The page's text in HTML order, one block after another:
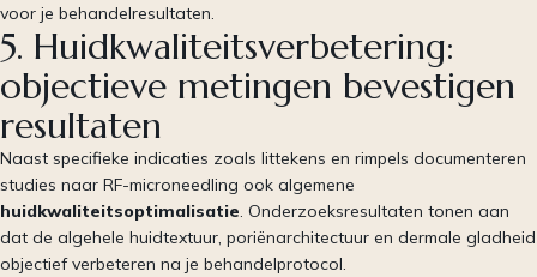
voor je behandelresultaten.
5. Huidkwaliteitsverbetering:
objectieve metingen bevestigen
resultaten
Naast specifieke indicaties zoals littekens en rimpels documenteren
studies naar RF-microneedling ook algemene
huidkwaliteitsoptimalisatie . Onderzoeksresultaten tonen aan
dat de algehele huidtextuur, poriënarchitectuur en dermale gladheid
objectief verbeteren na je behandelprotocol.